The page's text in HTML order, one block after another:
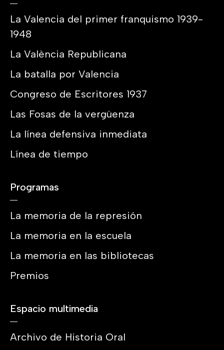
La Valencia del primer franquismo 1939-
1948
La València Republicana
La batalla por Valencia
Congreso de Escritores 1937
Las Fosas de la vergüenza
La línea defensiva inmediata
Línea de tiempo
Programas
La memoria de la represión
La memoria en la escuela
La memoria en las bibliotecas
Premios
Espacio multimedia
Archivo de Historia Oral